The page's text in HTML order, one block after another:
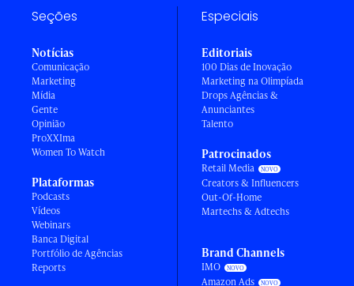
Seções
Notícias
Comunicação
Marketing
Mídia
Gente
Opinião
ProXXIma
Women To Watch
Plataformas
Podcasts
Vídeos
Webinars
Banca Digital
Portfólio de Agências
Reports
Especiais
Editoriais
100 Dias de Inovação
Marketing na Olimpíada
Drops Agências &
Anunciantes
Talento
Patrocinados
Retail Media
Creators & Influencers
Out-Of-Home
Martechs & Adtechs
Brand Channels
IMO
Amazon Ads